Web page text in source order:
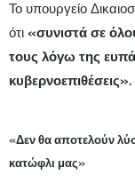
Το υπουργείο
ότι «συνιστά σε
τους λόγω της
κυβερνοεπιθέσεις».
«Δεν θα αποτελούν
κατώφλι μας»